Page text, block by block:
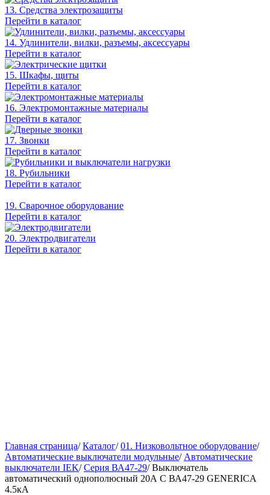
13. Средства электрозащиты
Перейти в каталог
14. Удлинители, вилки, разъемы, аксессуары
Перейти в каталог
15. Шкафы, щиты
Перейти в каталог
16. Электромонтажные материалы
Перейти в каталог
17. Звонки
Перейти в каталог
18. Рубильники
Перейти в каталог
19. Сварочное оборудование
Перейти в каталог
20. Электродвигатели
Перейти в каталог
Главная страница/ Каталог/ 01. Низковольтное оборудование/
Автоматические выключатели модульные/ Автоматические
выключатели IEK/ Серия ВА47-29/ Выключатель
автоматический однополюсный 20А C ВА47-29 GENERICA
4.5кА